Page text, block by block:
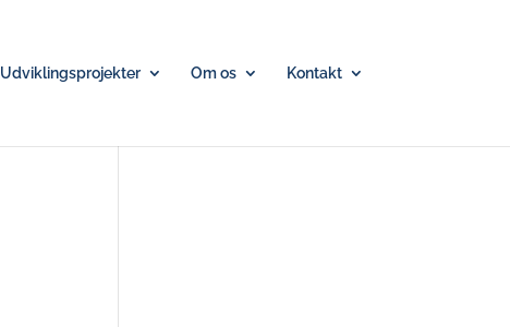
Udviklingsprojekter Om os Kontakt